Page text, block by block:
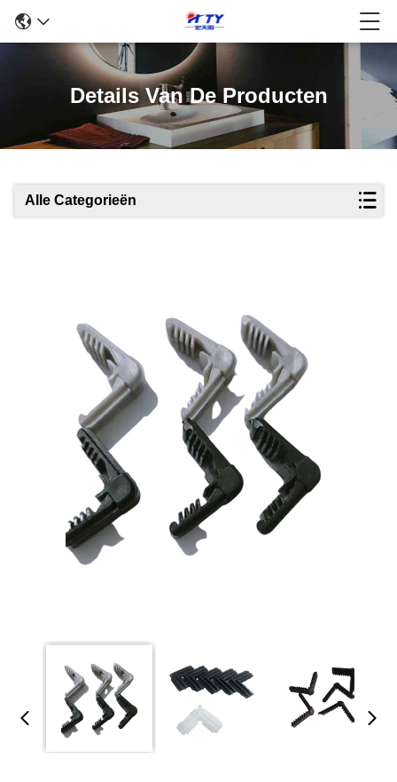
Details Van De Producten
Alle Categorieën